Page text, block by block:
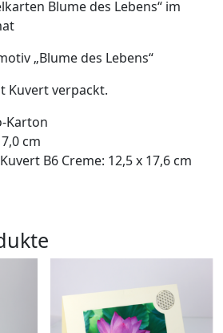
Blume des Lebens“ im
„Blume des Lebens“
Kuvert verpackt.
Karton
cm
B6 Creme: 12,5 x 17,6 cm